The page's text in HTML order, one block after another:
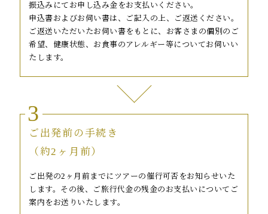
振込みにてお申し込み金をお支払いください。
申込書およびお伺い書は、ご記入の上、ご返送ください。
ご返送いただいたお伺い書をもとに、お客さまの個別のご
希望、健康状態、お食事のアレルギー等についてお伺いい
たします。
3
ご出発前の手続き
（約2ヶ月前）
ご出発の2ヶ月前までにツアーの催行可否をお知らせいた
します。その後、ご旅行代金の残金のお支払いについてご
案内をお送りいたします。